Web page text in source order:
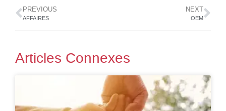
PREVIOUS
AFFAIRES
NEXT
OEM
Articles Connexes